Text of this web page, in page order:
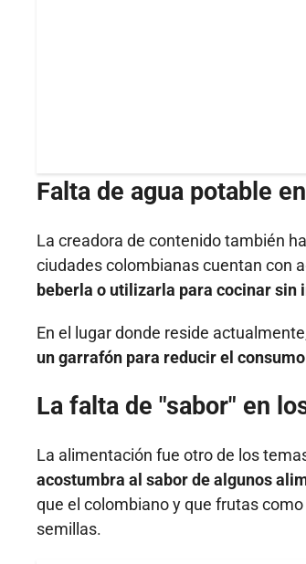
Falta de agua potable
La creadora de contenido también
ciudades colombianas cuentan con
beberla o utilizarla para cocinar sin
En el lugar donde reside
un garrafón para reducir el
La falta de "sabor" en
La alimentación fue otro de los
acostumbra al sabor de algunos
que el colombiano y que frutas
semillas.